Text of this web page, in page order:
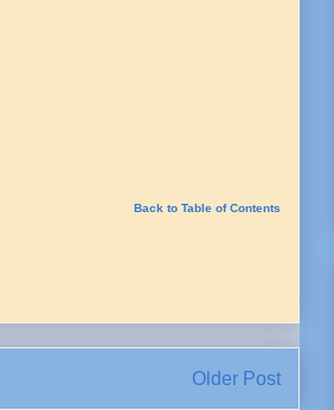
Back to Table of Contents
Older Post